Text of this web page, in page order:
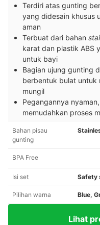
Terdiri atas gunting
yang didesain khusus
aman
Terbuat dari bahan
karat dan plastik ABS
untuk bayi
Bagian ujung gunting
berbentuk bulat untuk
mungil
Pegangannya
memudahkan proses
Bahan pisau
gunting
BPA Free
Isi set Safety
Pilihan warna Blue,
Lihat